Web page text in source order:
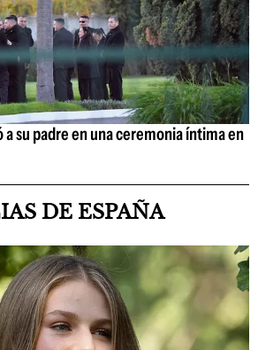
su padre en una ceremonia íntima en
DE ESPAÑA